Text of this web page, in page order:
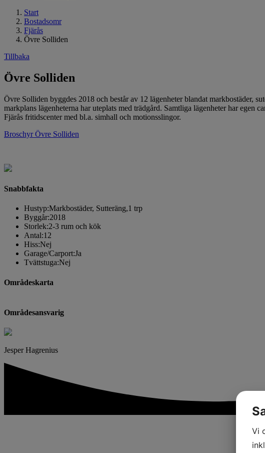
Start
Bostadsomr
Fjärås
Övre Solliden
Tillbaka
Övre Solliden
Övre Solliden byggdes 2018 och består av 12 lägenheter blandat markbostäder,
markplans lägenheterna har uteplats med trädgård. Samtliga lägenheter har egen
Fjärås fritidscenter med bl.a. simhall och motionsslingor.
Broschyr Övre Solliden
Snabbfakta
Hustyp:Markbostäder, Sutteräng,1 trp
Byggår:2018
Storlek:2-3 rum och kök
Antal:12
Hiss:Nej
Garage/Carport:Ja
Tvättstuga:Nej
Områdeskarta
Områdesansvarig
Jesper Hagrenius
Vi